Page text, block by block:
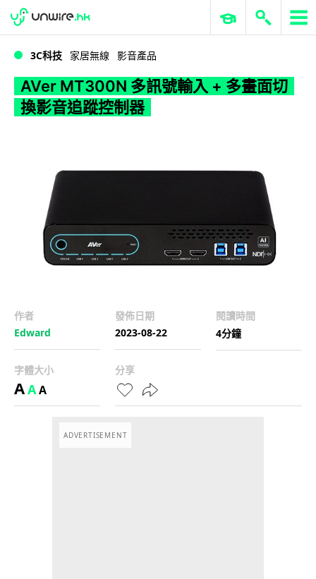
WWDC 2026 ERP 與商業 AI
3C科技 家居無線 影音產品
AVer MT300N 多訊號輸入 + 多畫面切
換影音追蹤控制器
作者
Edward
發佈日期
2023-08-22
閱讀時間
4分鐘
字體大小
AAA
分享
ADVERTISEMENT